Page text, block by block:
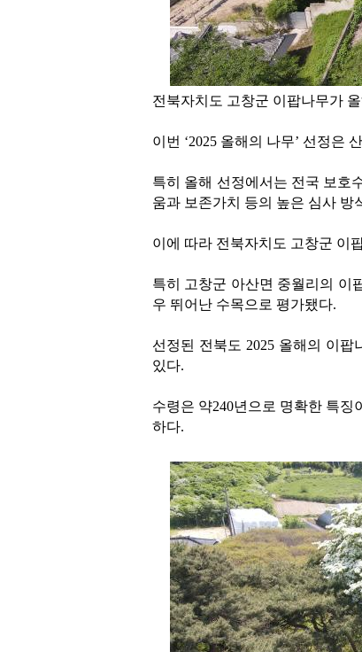
전북자치도 고창군 이팝나무가
이번 ‘2025 올해의 나무’ 선정은
특히 올해 선정에서는 전국 보호
움과 보존가치 등의 높은 심사 방
이에 따라 전북자치도 고창군 이
특히 고창군 아산면 중월리의 이
우 뛰어난 수목으로 평가됐다.
선정된 전북도 2025 올해의 이팝
있다.
수령은 약240년으로 명확한 특징
하다.